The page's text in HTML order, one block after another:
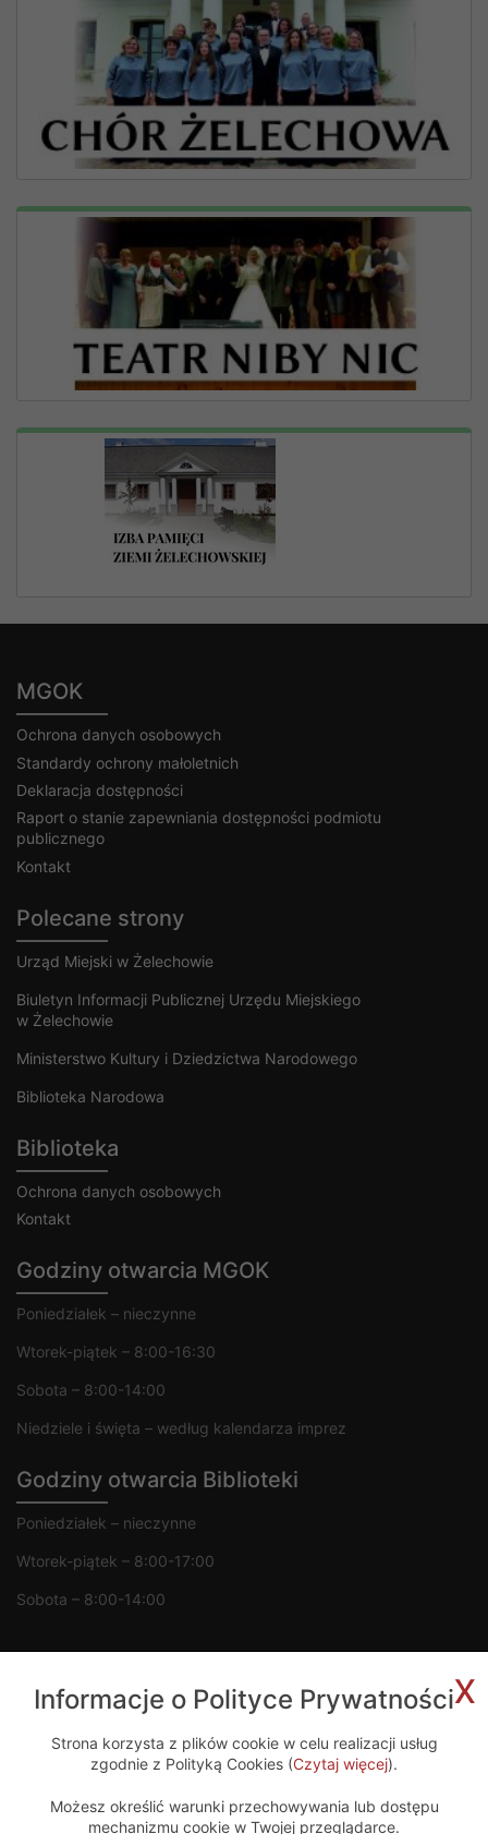
MGOK
Ochrona danych osobowych
Standardy ochrony małoletnich
Deklaracja dostępności
Raport o stanie zapewniania dostępności podmiotu
publicznego
Kontakt
Polecane strony
Urząd Miejski w Żelechowie
Biuletyn Informacji Publicznej Urzędu Miejskiego
w Żelechowie
Ministerstwo Kultury i Dziedzictwa Narodowego
Biblioteka Narodowa
Biblioteka
Ochrona danych osobowych
Kontakt
Godziny otwarcia MGOK
Poniedziałek – nieczynne
Wtorek-piątek – 8:00-16:30
Sobota – 8:00-14:00
Niedziele i święta – według kalendarza imprez
Godziny otwarcia Biblioteki
Poniedziałek – nieczynne
Wtorek-piątek – 8:00-17:00
Sobota – 8:00-14:00
Projekt i wykonanie
x
Informacje o Polityce Prywatności
Strona korzysta z plików cookie w celu realizacji usług
zgodnie z Polityką Cookies (Czytaj więcej).
Możesz określić warunki przechowywania lub dostępu
mechanizmu cookie w Twojej przeglądarce.